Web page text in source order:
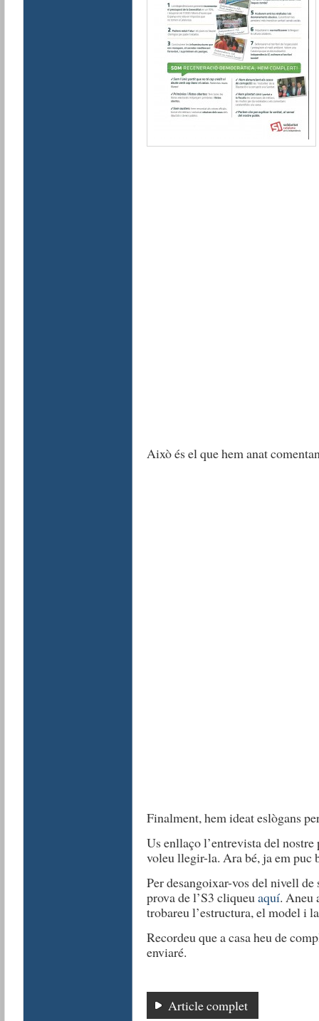
Això és el que hem anat
Finalment, hem ideat eslògans
Us enllaço l’entrevista del
voleu llegir-la. Ara bé, ja em puc
Per desangoixar-vos del nivell
prova de l’S3 cliqueuaquí. Aneu
trobareu l’estructura, el model i
Recordeu que a casa heu de
enviaré.
Article complet